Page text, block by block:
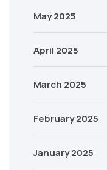
May 2025
April 2025
March 2025
February 2025
January 2025